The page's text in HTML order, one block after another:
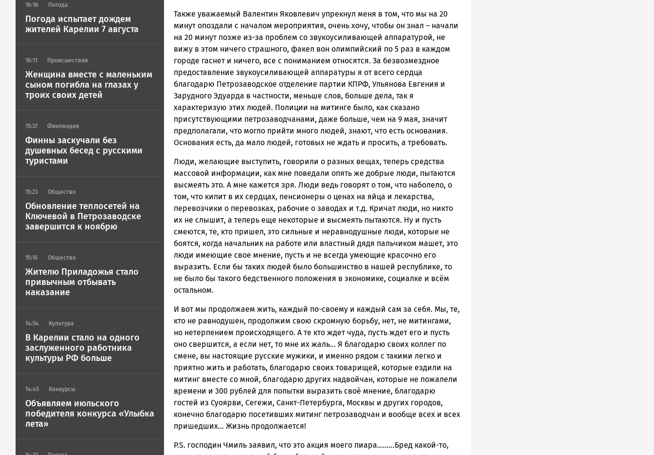
16:16 Погода
Погода испытает дождем
жителей Карелии 7 августа
16:11 Происшествия
Женщина вместе с маленьким
сыном погибла на глазах у
троих своих детей
15:37 Финляндия
Финны заскучали без
душевных бесед с русскими
туристами
15:23 Общество
Обновление теплосетей на
Ключевой в Петрозаводске
завершится к ноябрю
15:16 Общество
Жителю Приладожья стало
привычным отбывать
наказание
14:54 Культура
В Карелии стало на одного
заслуженного работника
культуры РФ больше
14:45 Конкурсы
Объявляем июльского
победителя конкурса «Улыбка
лета»
Также уважаемый Валентин Яковлевич упрекнул меня в том, что мы на 20
минут опоздали с началом мероприятия, очень хочу, чтобы он знал – начали
на 20 минут позже из-за проблем со звукоусиливающей аппаратурой, не
вижу в этом ничего страшного, факел вон олимпийский по 5 раз в каждом
городе гаснет и ничего, все с пониманием относятся. За безвозмездное
предоставление звукоусиливающей аппаратуры я от всего сердца
благодарю Петрозаводское отделение партии КПРФ, Ульянова Евгения и
Зарудного Эдуарда в частности, меньше слов, больше дела, так я
характеризую этих людей. Полиции на митинге было, как сказано
присутствующими петрозаводчанами, даже больше, чем на 9 мая, значит
предполагали, что могло прийти много людей, знают, что есть основания.
Основания есть, да мало людей, готовых не ждать и просить, а требовать.
Люди, желающие выступить, говорили о разных вещах, теперь средства
массовой информации, как мне поведали опять же добрые люди, пытаются
высмеять это. А мне кажется зря. Люди ведь говорят о том, что наболело, о
том, что кипит в их сердцах, пенсионеры о ценах на яйца и лекарства,
перевозчики о перевозках, рабочие о заводах и т.д. Кричат люди, но никто
их не слышит, а теперь еще некоторые и высмеять пытаются. Ну и пусть
смеются, те, кто пришел, это сильные и неравнодушные люди, которые не
боятся, когда начальник на работе или властный дядя пальчиком машет, это
люди имеющие свое мнение, пусть и не всегда умеющие красочно его
выразить. Если бы таких людей было большинство в нашей республике, то
не было бы такого бедственного положения в экономике, социалке и всём
остальном.
И вот мы продолжаем жить, каждый по-своему и каждый сам за себя. Мы, те,
кто не равнодушен, продолжим свою скромную борьбу, нет, не митингами,
но нетерпением происходящего. А те кто ждет чуда, пусть ждет его и пусть
оно свершится, а если нет, то мне их жаль… Я благодарю своих коллег по
смене, вы настоящие русские мужики, и именно рядом с такими легко и
приятно жить и работать, благодарю своих товарищей, которые ездили на
митинг вместе со мной, благодарю других надвойчан, которые не пожалели
времени и 300 рублей для попытки выразить своё мнение, благодарю
гостей из Суоярви, Сегежи, Санкт-Петербурга, Москвы и других городов,
конечно благодарю посетивших митинг петрозаводчан и вообще всех и всех
пришедших… Жизнь продолжается!
P.S. господин Чмиль заявил, что это акция моего пиара………Бред какой-то,